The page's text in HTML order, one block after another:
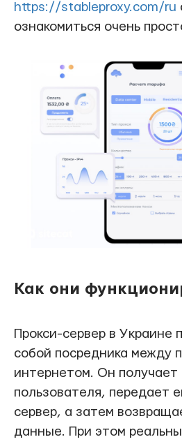
https://stableproxy.com/ru
ознакомиться очень
Как они
Прокси-сервер в Украине
собой посредника между
интернетом. Он получает
пользователя, передает
сервер, а затем
данные. При этом